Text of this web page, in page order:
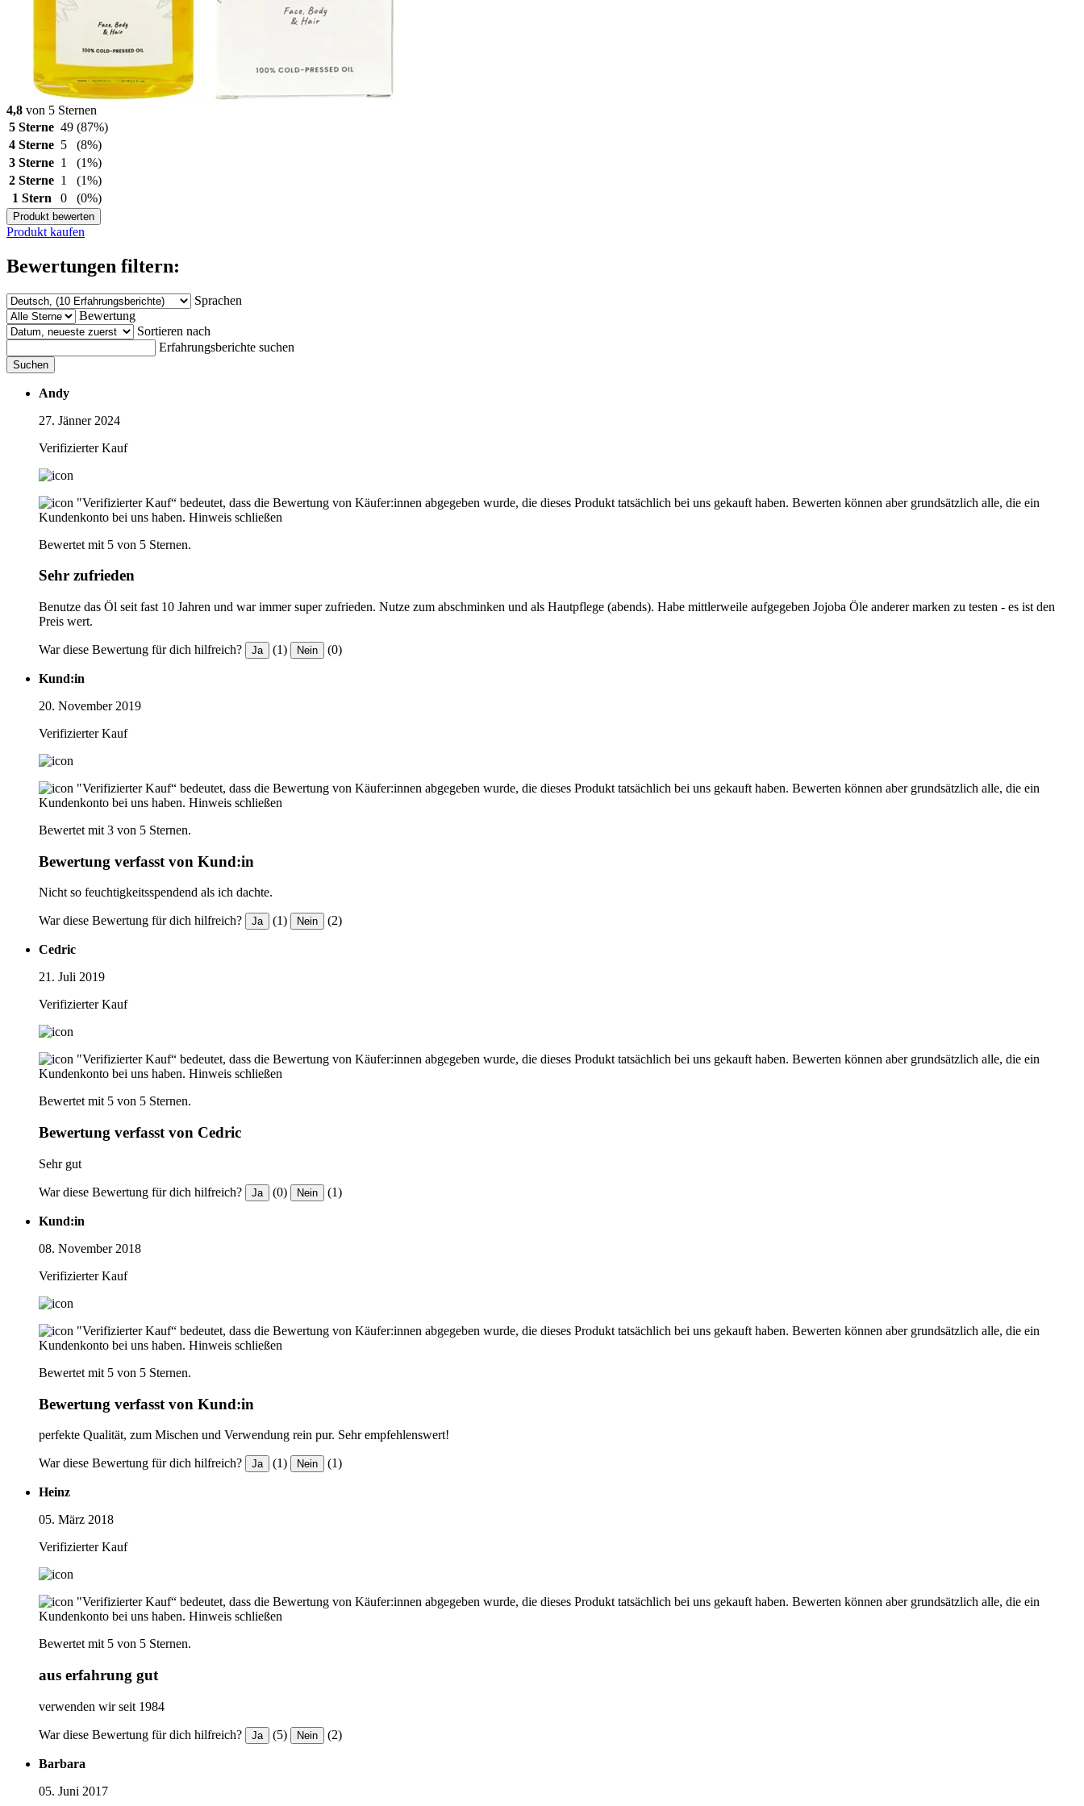
4,8 von 5 Sternen
5 Sterne 49 (87%)
4 Sterne 5
(8%)
3 Sterne 1
(1%)
2 Sterne 1
(1%)
1 Stern
0 (0%)
Produkt bewerten
Produkt kaufen
Bewertungen filtern:
Sprachen
Bewertung
Sortieren nach
Erfahrungsberichte suchen
Suchen
Andy
27. Jänner 2024
Verifizierter Kauf
"Verifizierter Kauf“ bedeutet, dass die Bewertung von Käufer:innen abgegeben wurde, die dieses Produkt tatsächlich bei uns gekauft haben. Bewerten können aber grundsätzlich alle, die ein
Kundenkonto bei uns haben. Hinweis schließen
Bewertet mit 5 von 5 Sternen.
Sehr zufrieden
Benutze das Öl seit fast 10 Jahren und war immer super zufrieden. Nutze zum abschminken und als Hautpflege (abends). Habe mittlerweile aufgegeben Jojoba Öle anderer marken zu testen - es ist den
Preis wert.
War diese Bewertung für dich hilfreich? Ja (1) Nein (0)
Kund:in
20. November 2019
Verifizierter Kauf
"Verifizierter Kauf“ bedeutet, dass die Bewertung von Käufer:innen abgegeben wurde, die dieses Produkt tatsächlich bei uns gekauft haben. Bewerten können aber grundsätzlich alle, die ein
Kundenkonto bei uns haben. Hinweis schließen
Bewertet mit 3 von 5 Sternen.
Bewertung verfasst von Kund:in
Nicht so feuchtigkeitsspendend als ich dachte.
War diese Bewertung für dich hilfreich? Ja (1) Nein (2)
Cedric
21. Juli 2019
Verifizierter Kauf
"Verifizierter Kauf“ bedeutet, dass die Bewertung von Käufer:innen abgegeben wurde, die dieses Produkt tatsächlich bei uns gekauft haben. Bewerten können aber grundsätzlich alle, die ein
Kundenkonto bei uns haben. Hinweis schließen
Bewertet mit 5 von 5 Sternen.
Bewertung verfasst von Cedric
Sehr gut
War diese Bewertung für dich hilfreich? Ja (0) Nein (1)
Kund:in
08. November 2018
Verifizierter Kauf
"Verifizierter Kauf“ bedeutet, dass die Bewertung von Käufer:innen abgegeben wurde, die dieses Produkt tatsächlich bei uns gekauft haben. Bewerten können aber grundsätzlich alle, die ein
Kundenkonto bei uns haben. Hinweis schließen
Bewertet mit 5 von 5 Sternen.
Bewertung verfasst von Kund:in
perfekte Qualität, zum Mischen und Verwendung rein pur. Sehr empfehlenswert!
War diese Bewertung für dich hilfreich? Ja (1) Nein (1)
Heinz
05. März 2018
Verifizierter Kauf
"Verifizierter Kauf“ bedeutet, dass die Bewertung von Käufer:innen abgegeben wurde, die dieses Produkt tatsächlich bei uns gekauft haben. Bewerten können aber grundsätzlich alle, die ein
Kundenkonto bei uns haben. Hinweis schließen
Bewertet mit 5 von 5 Sternen.
aus erfahrung gut
verwenden wir seit 1984
War diese Bewertung für dich hilfreich? Ja (5) Nein (2)
Barbara
05. Juni 2017